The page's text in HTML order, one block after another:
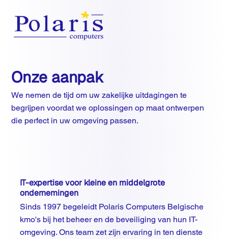
Onze aanpak
We nemen de tijd om uw zakelijke uitdagingen te
begrijpen voordat we oplossingen op maat ontwerpen
die perfect in uw omgeving passen.
IT-expertise voor kleine en middelgrote
ondernemingen
Sinds 1997 begeleidt Polaris Computers Belgische
kmo's bij het beheer en de beveiliging van hun IT-
omgeving. Ons team zet zijn ervaring in ten dienste